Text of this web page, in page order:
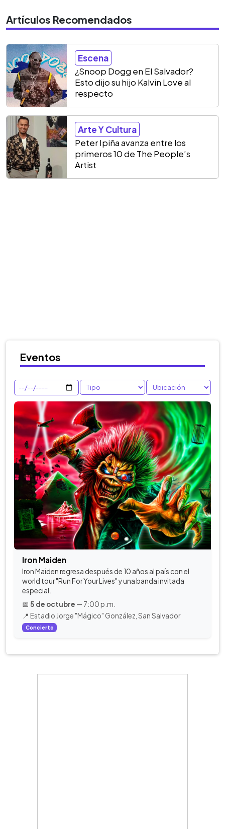
Artículos Recomendados
Escena
¿Snoop Dogg en El Salvador?
Esto dijo su hijo Kalvin Love al
respecto
Arte Y Cultura
Peter Ipiña avanza entre los
primeros 10 de The People’s
Artist
Eventos
Iron Maiden
Iron Maiden regresa después de 10 años al país con el
world tour "Run For Your Lives" y una banda invitada
especial.
📅 5 de octubre — 7:00 p.m.
📍 Estadio Jorge "Mágico" González, San Salvador
Concierto